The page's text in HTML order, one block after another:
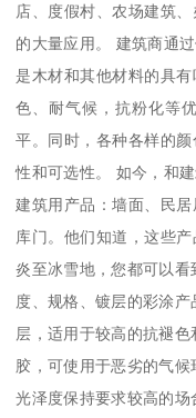
店、度假村、农场建筑
的大量应用。 建筑商通
是木材和其他材料的具
色、耐气候，抗粉化等
平。同时，各种各样的
性和可选性。 如今，和
建筑用产品：墙面、民
库门。他们知道，这些
炎至冰雪地，您都可以
度、规格、镀层的彩涂
层，适用于较高的抗褪
胶，可使用于恶劣的气
光泽度保持要求较高的